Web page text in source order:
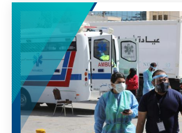
türkisch Beziehungen und die
Deutschland und die EU mit der
umgehen sollten. Taugt die
Partner der EU und Mitglied der
ist, die EU und die Türkei
Viele hoffen nun, dass gerade
während seiner aktuellen EU-
Ratspräsidentschaft das
Wie könnte das gehen?